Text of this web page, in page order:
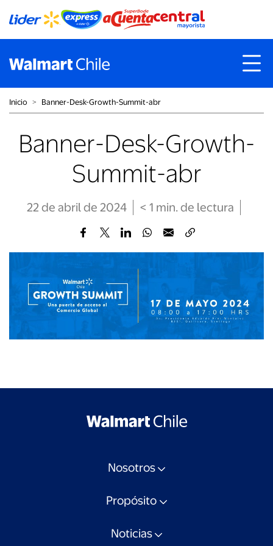
Inicio ˃ Banner-Desk-Growth-Summit-abr
Banner-Desk-Growth-
Summit-abr
22 de abril de 2024 < 1 min. de lectura
Nosotros
Propósito
Noticias